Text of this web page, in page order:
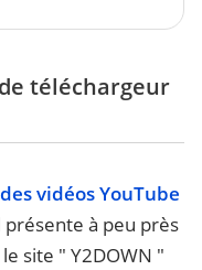
téléchargeur
vidéos YouTube
présente à peu près
site " Y2DOWN "